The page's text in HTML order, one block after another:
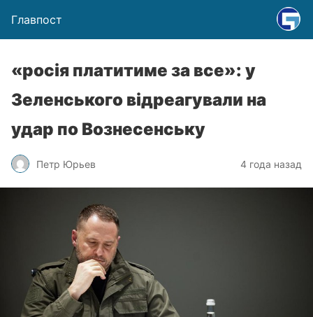
Главпост
«росія платитиме за все»: у
Зеленського відреагували на
удар по Вознесенську
Петр Юрьев 4 года назад